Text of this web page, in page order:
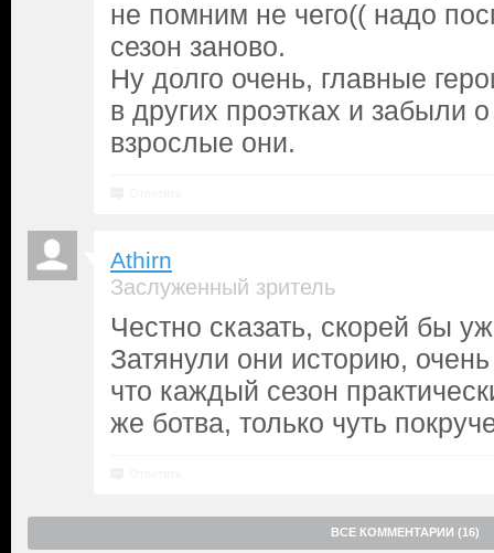
не помним не чего(( надо
сезон заново.
Ну долго очень, главные
в других проэтках и забыли
взрослые они.
Athirn
Заслуженный зритель
Честно сказать, скорей бы
Затянули они историю,
что каждый сезон
же ботва, только чуть
ВСЕ КОММЕНТАРИИ (16)